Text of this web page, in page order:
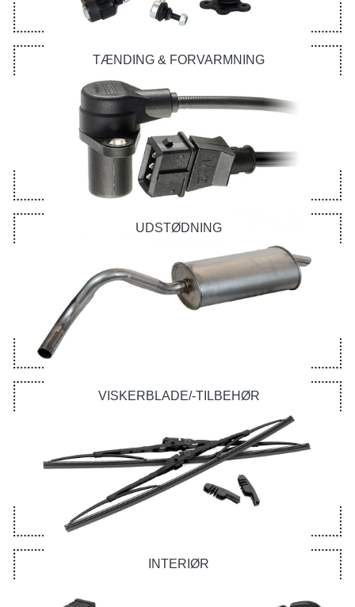
TÆNDING & FORVARMNING
UDSTØDNING
VISKERBLADE/-TILBEHØR
INTERIØR